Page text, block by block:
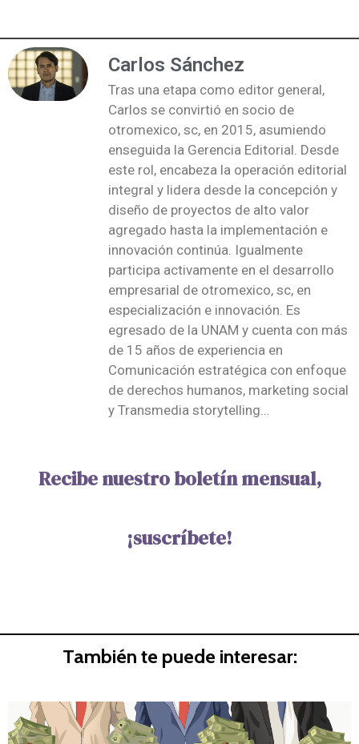
Carlos Sánchez
Tras una etapa como editor general,
Carlos se convirtió en socio de
otromexico, sc, en 2015, asumiendo
enseguida la Gerencia Editorial. Desde
este rol, encabeza la operación editorial
integral y lidera desde la concepción y
diseño de proyectos de alto valor
agregado hasta la implementación e
innovación continúa. Igualmente
participa activamente en el desarrollo
empresarial de otromexico, sc, en
especialización e innovación. Es
egresado de la UNAM y cuenta con más
de 15 años de experiencia en
Comunicación estratégica con enfoque
de derechos humanos, marketing social
y Transmedia storytelling...
Recibe nuestro boletín mensual,
¡suscríbete!
También te puede interesar: